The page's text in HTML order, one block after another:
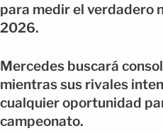
para medir el verdadero
2026.
Mercedes buscará
mientras sus rivales
cualquier oportunidad
campeonato.